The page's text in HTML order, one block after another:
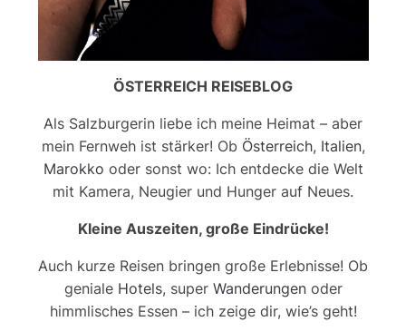
ÖSTERREICH REISEBLOG
Als Salzburgerin liebe ich meine Heimat – aber
mein Fernweh ist stärker! Ob Österreich, Italien,
Marokko oder sonst wo: Ich entdecke die Welt
mit Kamera, Neugier und Hunger auf Neues.
Kleine Auszeiten, große Eindrücke!
Auch kurze Reisen bringen große Erlebnisse! Ob
geniale Hotels, super Wanderungenoder
himmlisches Essen – ich zeige dir, wie’s geht!